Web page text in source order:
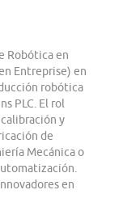
Robótica en
Entreprise) en
robótica
PLC. El rol
y
de
Mecánica o
en